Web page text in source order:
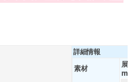
詳細情報
素材
展
m）